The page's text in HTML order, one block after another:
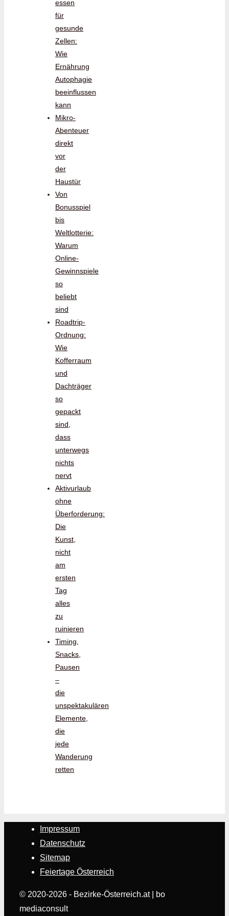
essen
für
gesunde
Zellen:
Wie
Ernährung
Autophagie
beeinflussen
kann
Mikro-
Abenteuer
direkt
vor
der
Haustür
Von
Bonusspiel
bis
Weltlotterie:
Warum
Online-
Gewinnspiele
so
beliebt
sind
Roadtrip-
Ordnung:
Wie
Kofferraum
und
Dachträger
so
gepackt
sind,
dass
unterwegs
nichts
nervt
Aktivurlaub
ohne
Überforderung:
Die
Kunst,
nicht
am
ersten
Tag
alles
zu
ruinieren
Timing,
Snacks,
Pausen
–
die
unspektakulären
Elemente,
die
jede
Wanderung
retten
Impressum
Datenschutz
Sitemap
Feiertage Österreich
© 2020-2026 - Bezirke-Österreich.at | bo
mediaconsult